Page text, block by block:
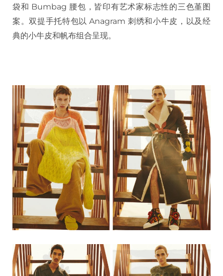
袋和 Bumbag 腰包，皆印有艺术家标志性的三色堇图
案。双提手托特包以 Anagram 刺绣和小牛皮，以及经
典的小牛皮和帆布组合呈现。